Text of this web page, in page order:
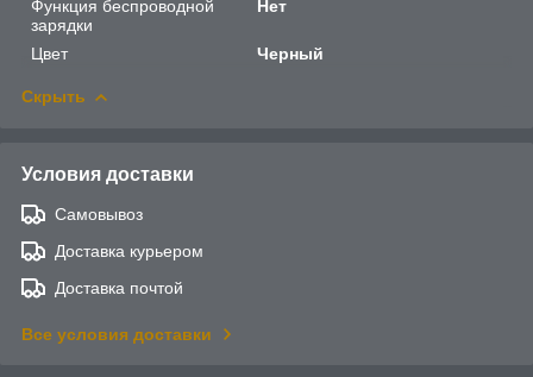
Функция беспроводной
зарядки
Нет
Цвет Черный
Скрыть
Условия доставки
Самовывоз
Доставка курьером
Доставка почтой
Все условия доставки